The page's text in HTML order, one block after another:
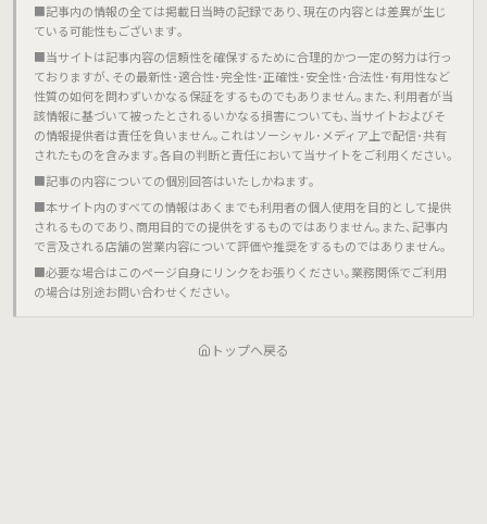
■記事内の情報の全ては掲載日当時の記録であり､現在の内容とは差異が生じ
ている可能性もございます｡
■当サイトは記事内容の信頼性を確保するために合理的かつ一定の努力は行っ
ておりますが､その最新性･適合性･完全性･正確性･安全性･合法性･有用性など
性質の如何を問わずいかなる保証をするものでもありません｡また､利用者が当
該情報に基づいて被ったとされるいかなる損害についても､当サイトおよびそ
の情報提供者は責任を負いません｡これはソーシャル･メディア上で配信･共有
されたものを含みます｡各自の判断と責任において当サイトをご利用ください｡
■記事の内容についての個別回答はいたしかねます｡
■本サイト内のすべての情報はあくまでも利用者の個人使用を目的として提供
されるものであり､商用目的での提供をするものではありません｡また､記事内
で言及される店舗の営業内容について評価や推奨をするものではありません｡
■必要な場合はこのページ自身にリンクをお張りください｡業務関係でご利用
の場合は別途お問い合わせください｡
トップへ戻る